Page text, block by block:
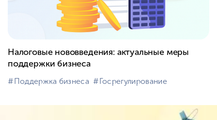
Налоговые нововведения: актуальные меры
поддержки бизнеса
#⁣Поддержка бизнеса #⁣Госрегулирование